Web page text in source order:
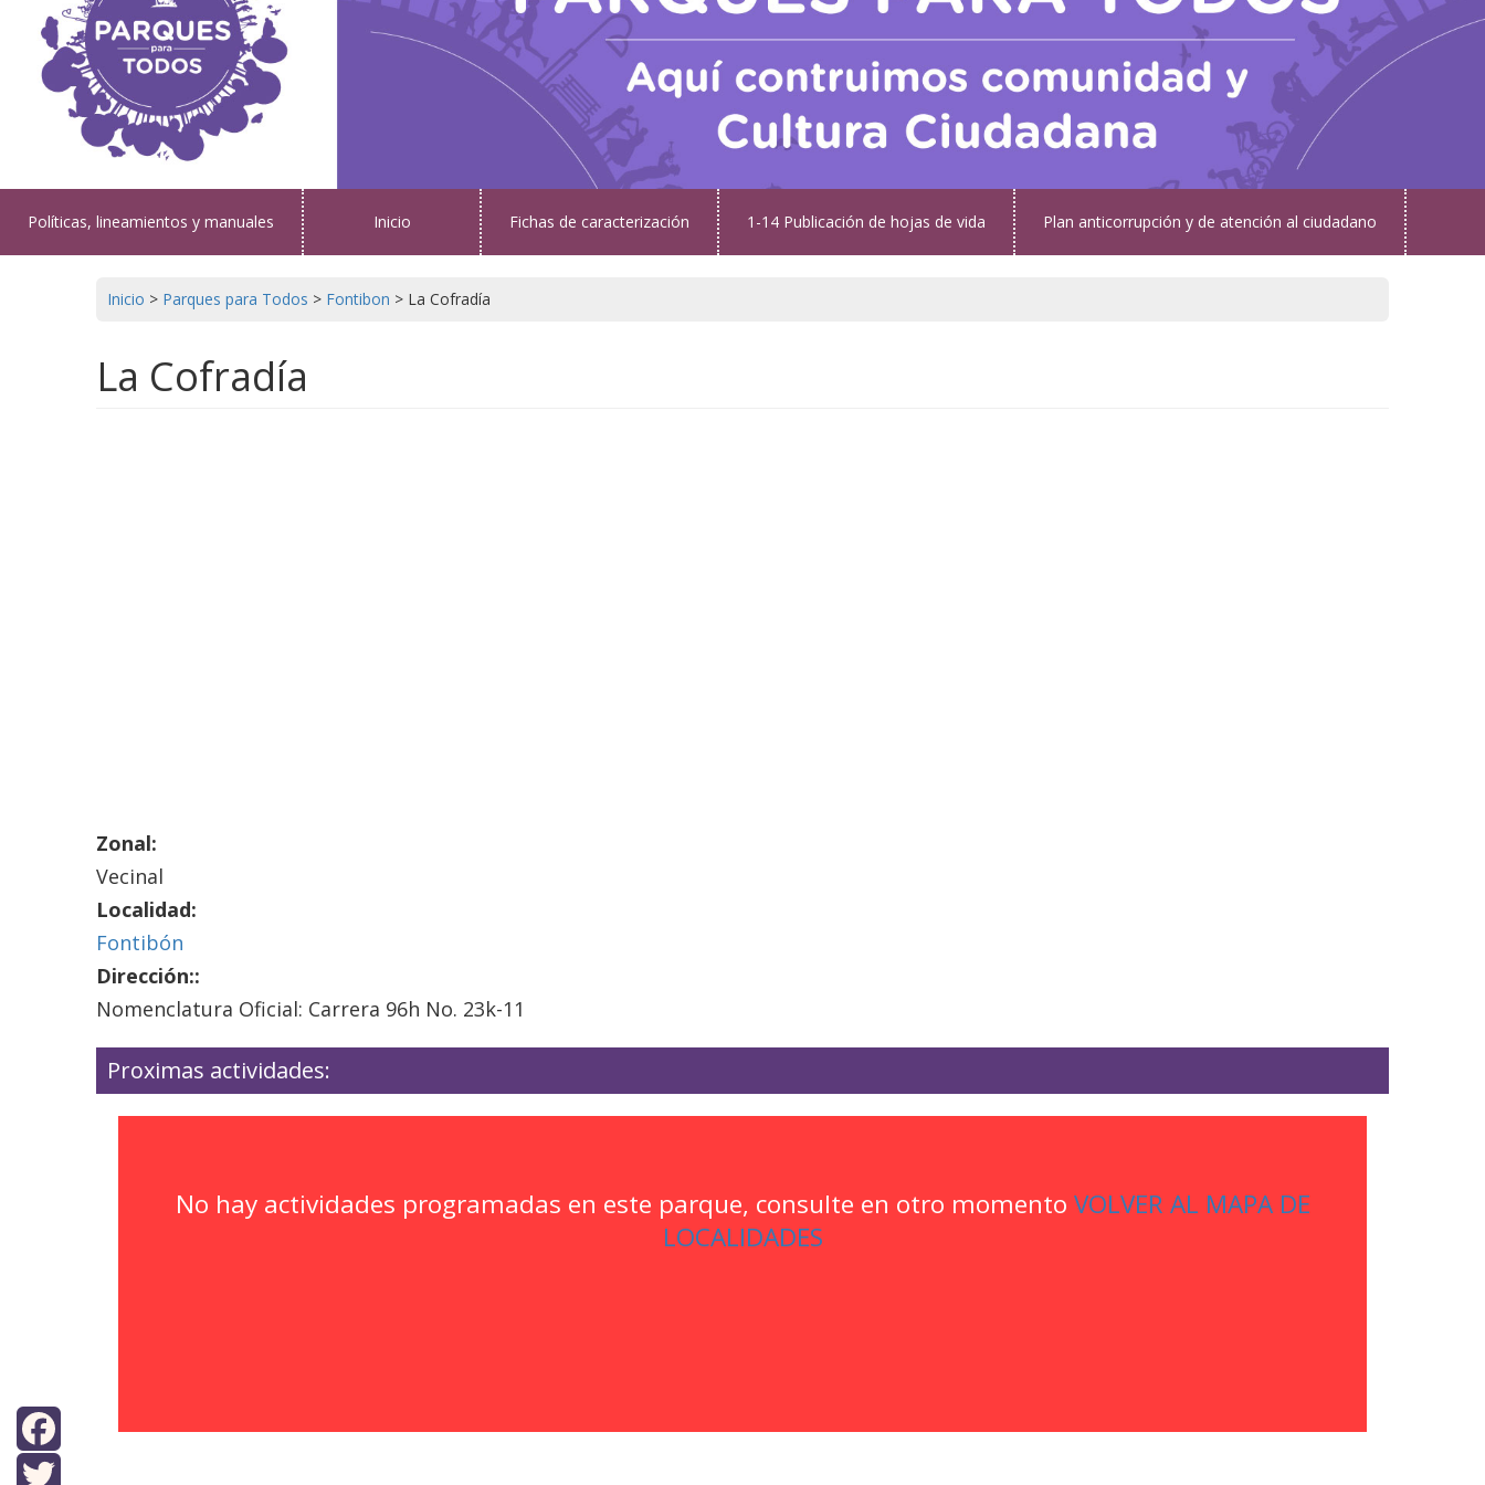
Políticas, lineamientos y manuales Inicio Fichas de caracterización 1-14 Publicación de hojas de vida Plan anticorrupción y de atención al ciudadano
Inicio > Parques para Todos > Fontibon > La Cofradía
La Cofradía
Zonal:
Vecinal
Localidad:
Fontibón
Dirección::
Nomenclatura Oficial: Carrera 96h No. 23k-11
Proximas actividades:
No hay actividades programadas en este parque, consulte en otro momento VOLVER AL MAPA DE
LOCALIDADES
Facebook